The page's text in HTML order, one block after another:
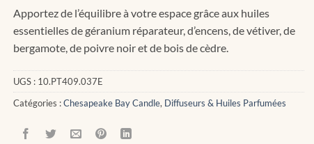
CHF 12.90.CHF 6.45.
Apportez de l’équilibre à votre espace grâce aux huiles
essentielles de géranium réparateur, d’encens, de vétiver, de
bergamote, de poivre noir et de bois de cèdre.
UGS : 10.PT409.037E
Catégories :Chesapeake Bay Candle, Diffuseurs & Huiles Parfumées